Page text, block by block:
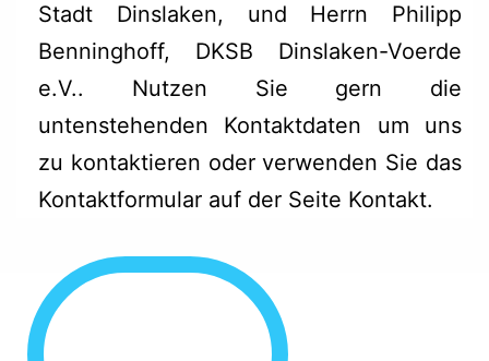
Stadt Dinslaken, und Herrn Philipp
Benninghoff, DKSB Dinslaken-Voerde
e.V.. Nutzen Sie gern die
untenstehenden Kontaktdaten um uns
zu kontaktieren oder verwenden Sie das
Kontaktformular auf der Seite Kontakt.